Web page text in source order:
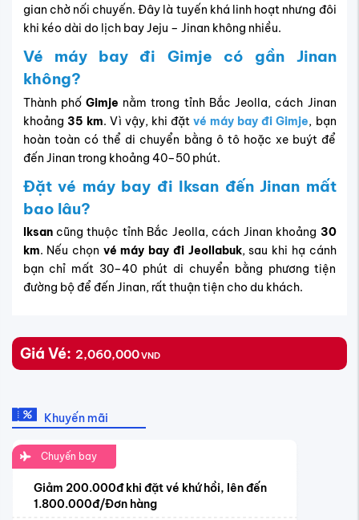
gian chờ nối chuyến. Đây là tuyến khá linh hoạt nhưng đôi
khi kéo dài do lịch bay Jeju – Jinan không nhiều.
Vé máy bay đi Gimje có gần Jinan
không?
Thành phố Gimje nằm trong tỉnh Bắc Jeolla, cách Jinan
khoảng 35 km. Vì vậy, khi đặtvé máy bay đi Gimje, bạn
hoàn toàn có thể di chuyển bằng ô tô hoặc xe buýt để
đến Jinan trong khoảng 40–50 phút.
Đặt vé máy bay đi Iksan đến Jinan mất
bao lâu?
Iksancũng thuộc tỉnh Bắc Jeolla, cách Jinan khoảng 30
km. Nếu chọn vé máy bay đi Jeollabuk, sau khi hạ cánh
bạn chỉ mất 30–40 phút di chuyển bằng phương tiện
đường bộ để đến Jinan, rất thuận tiện cho du khách.
Giá Vé: 2,060,000VND
Khuyến mãi
Chuyến bay
Giảm 200.000đ khi đặt vé khứ hồi, lên đến
1.800.000đ/Đơn hàng